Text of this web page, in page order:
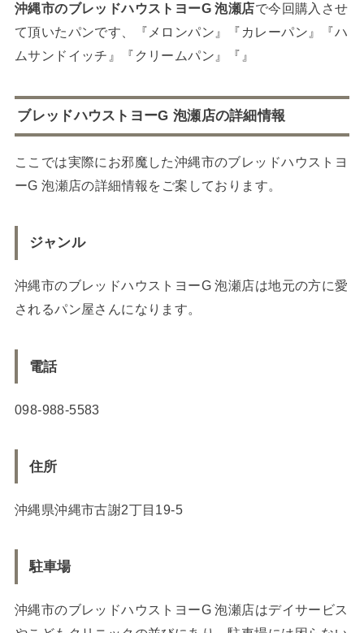
沖縄市のブレッドハウストヨーG 泡瀬店で今回購入させ
て頂いたパンです、『メロンパン』『カレーパン』『ハ
ムサンドイッチ』『クリームパン』『』
ブレッドハウストヨーG 泡瀬店の詳細情報
ここでは実際にお邪魔した沖縄市のブレッドハウストヨ
ーG 泡瀬店の詳細情報をご案しております。
ジャンル
沖縄市のブレッドハウストヨーG 泡瀬店は地元の方に愛
されるパン屋さんになります。
電話
098-988-5583
住所
沖縄県沖縄市古謝2丁目19-5
駐車場
沖縄市のブレッドハウストヨーG 泡瀬店はデイサービス